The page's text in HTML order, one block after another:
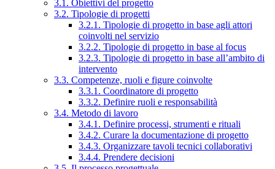
3.1. Obiettivi del progetto
3.2. Tipologie di progetti
3.2.1. Tipologie di progetto in base agli attori
coinvolti nel servizio
3.2.2. Tipologie di progetto in base al focus
3.2.3. Tipologie di progetto in base all’ambito di
intervento
3.3. Competenze, ruoli e figure coinvolte
3.3.1. Coordinatore di progetto
3.3.2. Definire ruoli e responsabilità
3.4. Metodo di lavoro
3.4.1. Definire processi, strumenti e rituali
3.4.2. Curare la documentazione di progetto
3.4.3. Organizzare tavoli tecnici collaborativi
3.4.4. Prendere decisioni